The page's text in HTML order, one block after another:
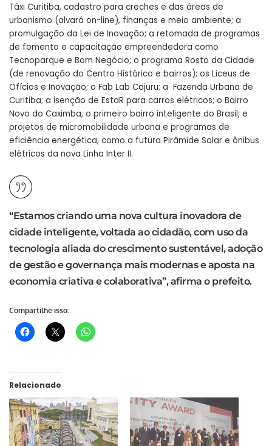
Táxi Curitiba, cadastro para creches e das áreas de
urbanismo (alvará on-line), finanças e meio ambiente; a
promulgação da Lei de Inovação; a retomada de programas
de fomento e capacitação empreendedora como
Tecnoparque e Bom Negócio; o programa Rosto da Cidade
(de renovação do Centro Histórico e bairros); os Liceus de
Ofícios e Inovação; o Fab Lab Cajuru; a Fazenda Urbana de
Curitiba; a isenção de EstaR para carros elétricos; o Bairro
Novo do Caximba, o primeiro bairro inteligente do Brasil; e
projetos de micromobilidade urbana e programas de
eficiência energética, como a futura Pirâmide Solar e ônibus
elétricos da nova Linha Inter II.
“Estamos criando uma nova cultura inovadora de
cidade inteligente, voltada ao cidadão, com uso da
tecnologia aliada do crescimento sustentável, adoção
de gestão e governança mais modernas e aposta na
economia criativa e colaborativa”, afirma o prefeito.
Compartilhe isso:
Relacionado